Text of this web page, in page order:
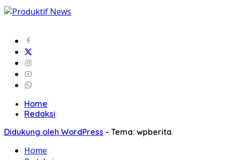
Home
Redaksi
Didukung oleh WordPress - Tema: wpberita.
Home